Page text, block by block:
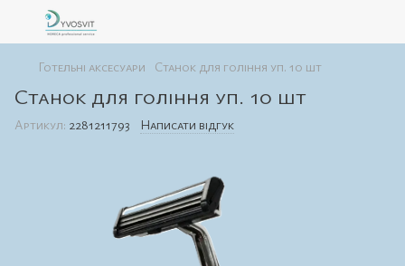
Готельні аксесуари Станок для гоління уп. 10 шт
Станок для гоління уп. 10 шт
Артикул: 2281211793 Написати відгук